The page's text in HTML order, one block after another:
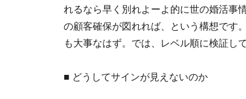
れるなら早く別れよーよ的に世の婚活事
の顧客確保が図れれば、という構想です
も大事なはず。では、レベル順に検証し
■ どうしてサインが見えないのか